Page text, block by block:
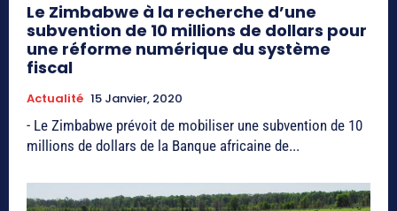
Le Zimbabwe à la recherche d’une
subvention de 10 millions de dollars pour
une réforme numérique du système
fiscal
Actualité 15 Janvier, 2020
- Le Zimbabwe prévoit de mobiliser une subvention de 10
millions de dollars de la Banque africaine de...